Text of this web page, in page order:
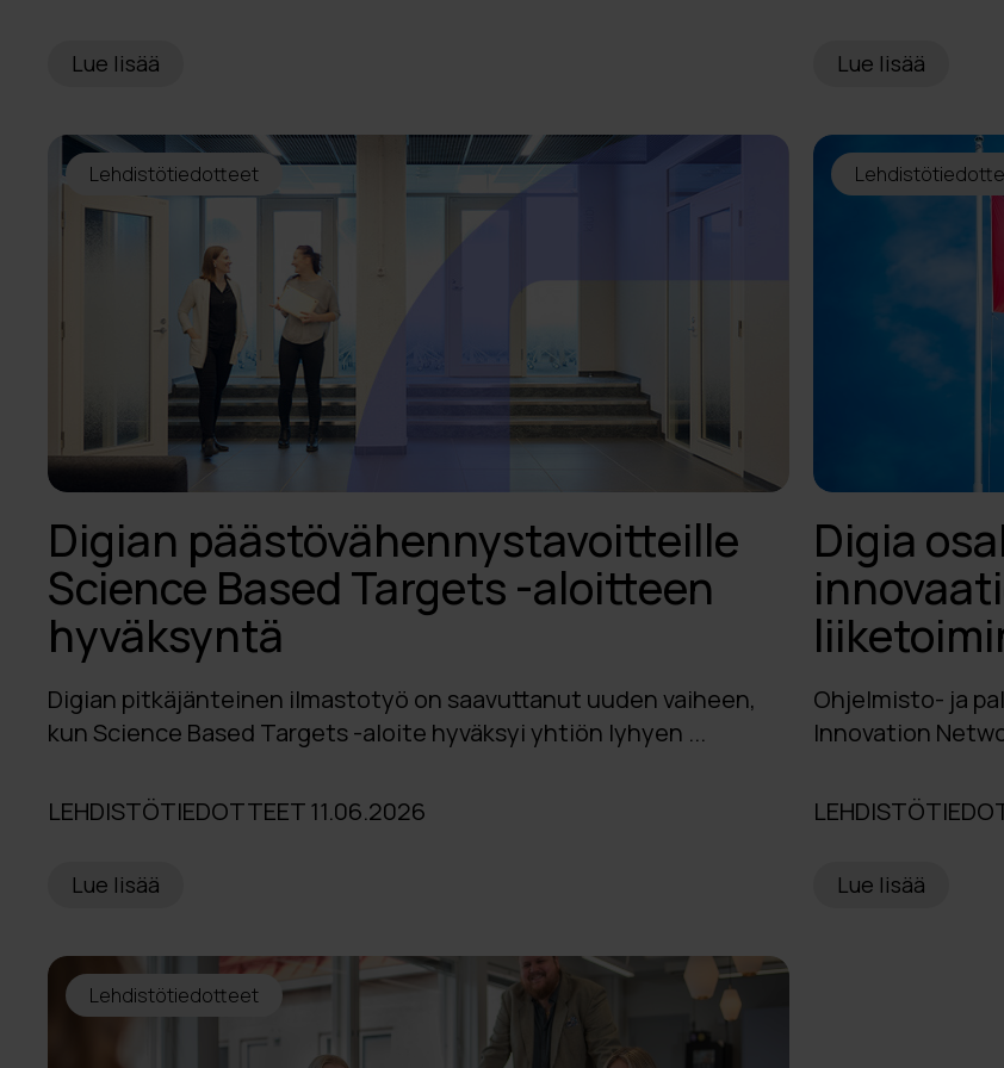
Lue lisää Lue lisää
Lehdistötiedotteet
Digian päästövähennystavoitteille
Science Based Targets -aloitteen
hyväksyntä
Digian pitkäjänteinen ilmastotyö on saavuttanut uuden vaiheen,
kun Science Based Targets -aloite hyväksyi yhtiön lyhyen ...
LEHDISTÖTIEDOTTEET 11.06.2026
Lue lisää
Digia
Ohjelmisto- ja
Innovation
Lue lisää
Lehdistötiedotteet